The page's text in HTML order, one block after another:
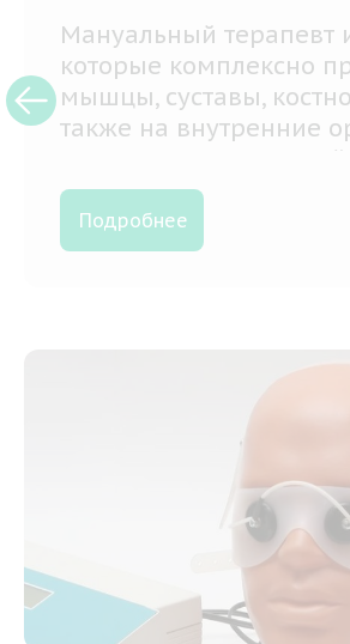
Мануальный терапевт
которые комплексно
мышцы, суставы,
также на внутренние
диагностики и
Подробнее